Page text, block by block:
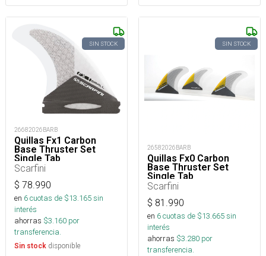
SIN STOCK
26682026BARB
Quillas Fx1 Carbon
Base Thruster Set
Single Tab
Scarfini
$ 78.990
en 6cuotas de $13.165sin
interés
ahorras $3.160 por
transferencia.
Sin stock disponible
SIN STOCK
26582026BARB
Quillas Fx0 Carbon
Base Thruster Set
Single Tab
Scarfini
$ 81.990
en 6cuotas de $13.665sin
interés
ahorras $3.280 por
transferencia.